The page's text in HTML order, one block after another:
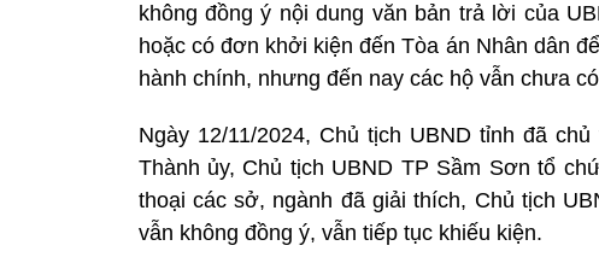
không đồng ý nội dung văn bản trả lời của
hoặc có đơn khởi kiện đến Tòa án Nhân dân
hành chính, nhưng đến nay các hộ vẫn chưa
Ngày 12/11/2024, Chủ tịch UBND tỉnh đã
Thành ủy, Chủ tịch UBND TP Sầm Sơn tổ
thoại các sở, ngành đã giải thích, Chủ tịch
vẫn không đồng ý, vẫn tiếp tục khiếu kiện.